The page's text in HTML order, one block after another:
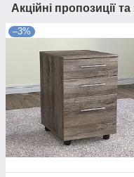
Акційні пропозиції
–3%